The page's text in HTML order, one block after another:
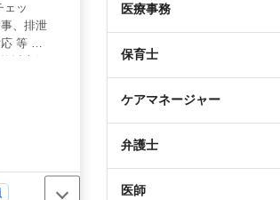
ェッ
、排泄
等 備
せく
医療事務
保育士
ケアマネージャー
弁護士
医師